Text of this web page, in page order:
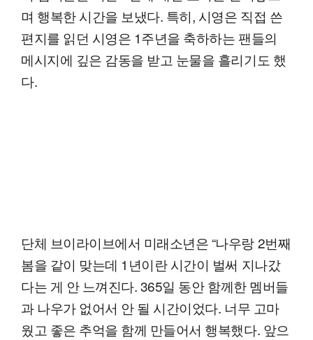
며 행복한 시간을 보냈다. 특히, 시영은 직접 쓴
편지를 읽던 시영은 1주년을 축하하는 팬들의
메시지에 깊은 감동을 받고 눈물을 흘리기도 했
다.
단체 브이라이브에서 미래소년은 “나우랑 2번째
봄을 같이 맞는데 1년이란 시간이 벌써 지나갔
다는 게 안 느껴진다. 365일 동안 함께한 멤버들
과 나우가 없어서 안 될 시간이었다. 너무 고마
웠고 좋은 추억을 함께 만들어서 행복했다. 앞으